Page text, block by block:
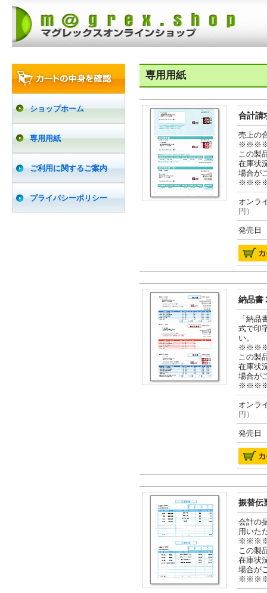
ショップホーム
専用用紙
ご利用に関するご案内
プライバシーポリシー
専用用紙
合計請
売上の
この製
在庫状
場合が
オン
円）
発売日
納品書
「納
式で印
い。
この製
在庫状
場合が
オン
円）
発売日
振替伝
会計の
用いた
この製
在庫状
場合が